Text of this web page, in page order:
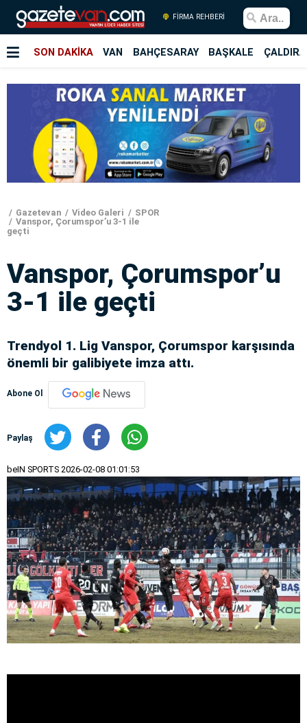
FİRMA REHBERİ
SON DAKİKA VAN BAHÇESARAY BAŞKALE
Gazetevan Video Galeri
SPOR
Vanspor, Çorumspor’u 3-1 ile
geçti
Vanspor, Çorumspor’u
3-1 ile geçti
Trendyol 1. Lig Vanspor, Çorumspor karşısında
önemli bir galibiyete imza attı.
Abone Ol
Paylaş
beIN SPORTS 2026-02-08 01:01:53